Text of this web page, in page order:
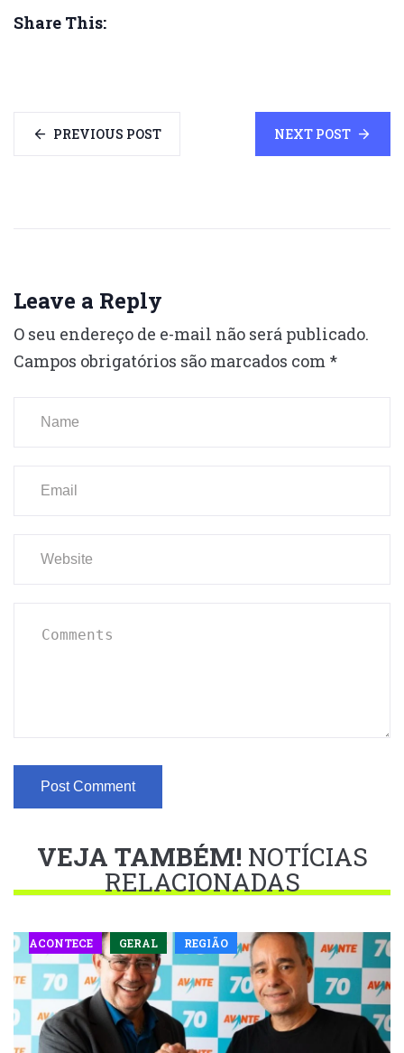
Share This:
PREVIOUS POST NEXT POST
Leave a Reply
O seu endereço de e-mail não será publicado.
Campos obrigatórios são marcados com *
VEJA TAMBÉM! NOTÍCIAS
RELACIONADAS
ACONTECE GERAL REGIÃO